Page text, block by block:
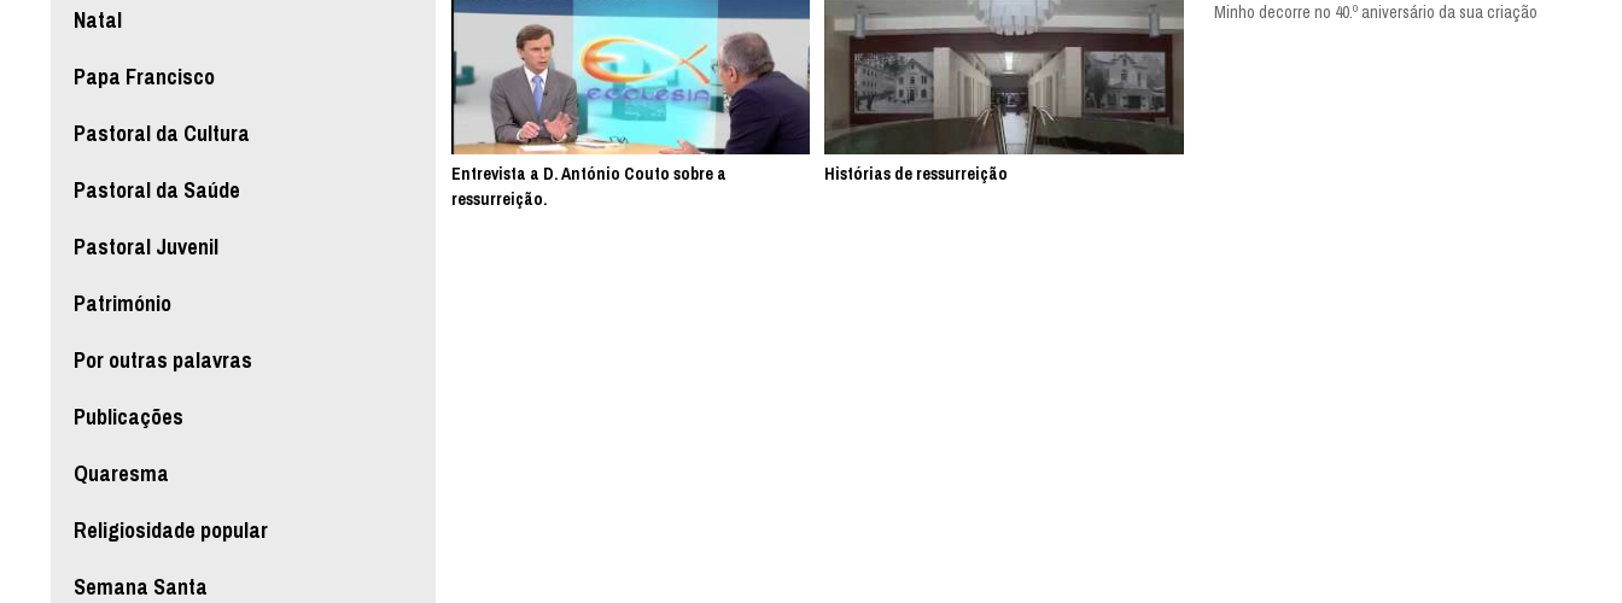
Natal
Papa Francisco
Pastoral da Cultura
Pastoral da Saúde
Pastoral Juvenil
Património
Por outras palavras
Publicações
Quaresma
Religiosidade popular
Semana Santa
Entrevista a D. António Couto sobre a
ressurreição.
Histórias de ressurreição
Minho decorre no 40.º aniversário da sua criação